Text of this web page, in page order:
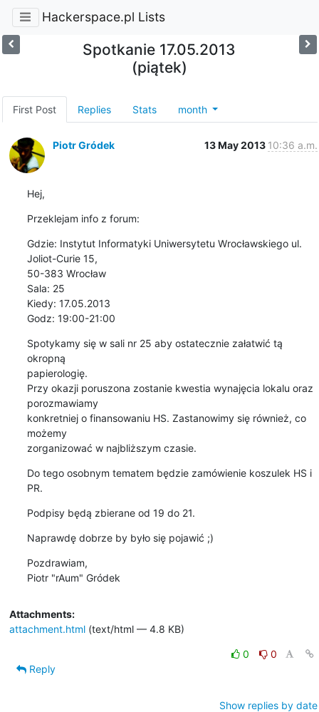
Hackerspace.pl Lists
Spotkanie 17.05.2013
(piątek)
First Post Replies Stats month
Piotr Gródek 13 May 2013 10:36 a.m.
Hej,
Przeklejam info z forum:
Gdzie: Instytut Informatyki Uniwersytetu Wrocławskiego ul.
Joliot-Curie 15,
50-383 Wrocław
Sala: 25
Kiedy: 17.05.2013
Godz: 19:00-21:00
Spotykamy się w sali nr 25 aby ostatecznie załatwić tą
okropną
papierologię.
Przy okazji poruszona zostanie kwestia wynajęcia lokalu oraz
porozmawiamy
konkretniej o finansowaniu HS. Zastanowimy się również, co
możemy
zorganizować w najbliższym czasie.
Do tego osobnym tematem będzie zamówienie koszulek HS i
PR.
Podpisy będą zbierane od 19 do 21.
Naprawdę dobrze by było się pojawić ;)
Pozdrawiam,
Piotr "rAum" Gródek
Attachments:
attachment.html(text/html — 4.8 KB)
0
0
Reply
Show replies by date